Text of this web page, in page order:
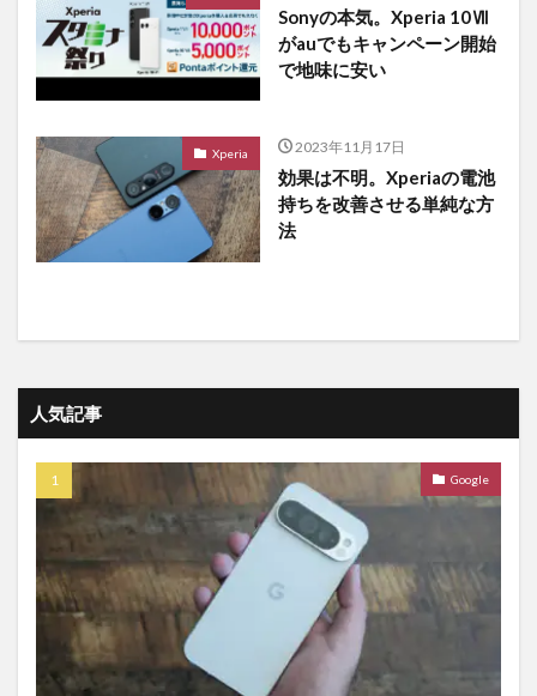
Sonyの本気。Xperia 10Ⅶ
がauでもキャンペーン開始
で地味に安い
Xperia 2023年11月17日
効果は不明。Xperiaの電池
持ちを改善させる単純な方
法
人気記事
Google